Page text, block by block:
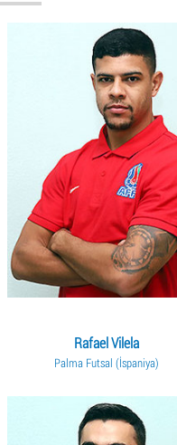
Rafael Vilela
Palma Futsal (İspaniya)